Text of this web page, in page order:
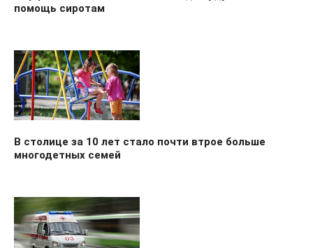
помощь сиротам
В столице за 10 лет стало почти втрое больше
многодетных семей